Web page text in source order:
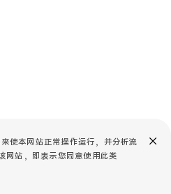
使本网站正常操作运行，并分析流
网站，即表示您同意使用此类